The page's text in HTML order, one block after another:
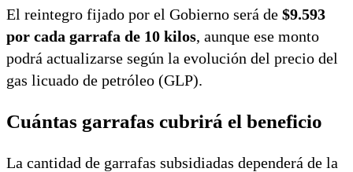
El reintegro fijado por el Gobierno será de $9.593
por cada garrafa de 10 kilos, aunque ese monto
podrá actualizarse según la evolución del precio del
gas licuado de petróleo (GLP).
Cuántas garrafas cubrirá el beneficio
La cantidad de garrafas subsidiadas dependerá de la